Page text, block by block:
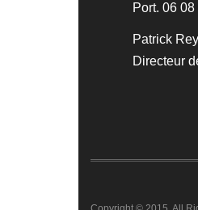
Port. 06
Patrick
Directeur